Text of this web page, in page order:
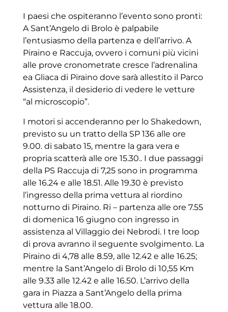
I paesi che ospiteranno l’evento sono pronti:
A Sant’Angelo di Brolo è palpabile
l’entusiasmo della partenza e dell’arrivo. A
Piraino e Raccuja, ovvero i comuni più vicini
alle prove cronometrate cresce l’adrenalina
ea Gliaca di Piraino dove sarà allestito il Parco
Assistenza, il desiderio di vedere le vetture
“al microscopio”.
I motori si accenderanno per lo Shakedown,
previsto su un tratto della SP 136 alle ore
9.00. di sabato 15, mentre la gara vera e
propria scatterà alle ore 15.30.. I due passaggi
della PS Raccuja di 7,25 sono in programma
alle 16.24 e alle 18.51. Alle 19.30 è previsto
l’ingresso della prima vettura al riordino
notturno di Piraino. Ri – partenza alle ore 7.55
di domenica 16 giugno con ingresso in
assistenza al Villaggio dei Nebrodi. I tre loop
di prova avranno il seguente svolgimento. La
Piraino di 4,78 alle 8.59, alle 12.42 e alle 16.25;
mentre la Sant’Angelo di Brolo di 10,55 Km
alle 9.33 alle 12.42 e alle 16.50. L’arrivo della
gara in Piazza a Sant’Angelo della prima
vettura alle 18.00.